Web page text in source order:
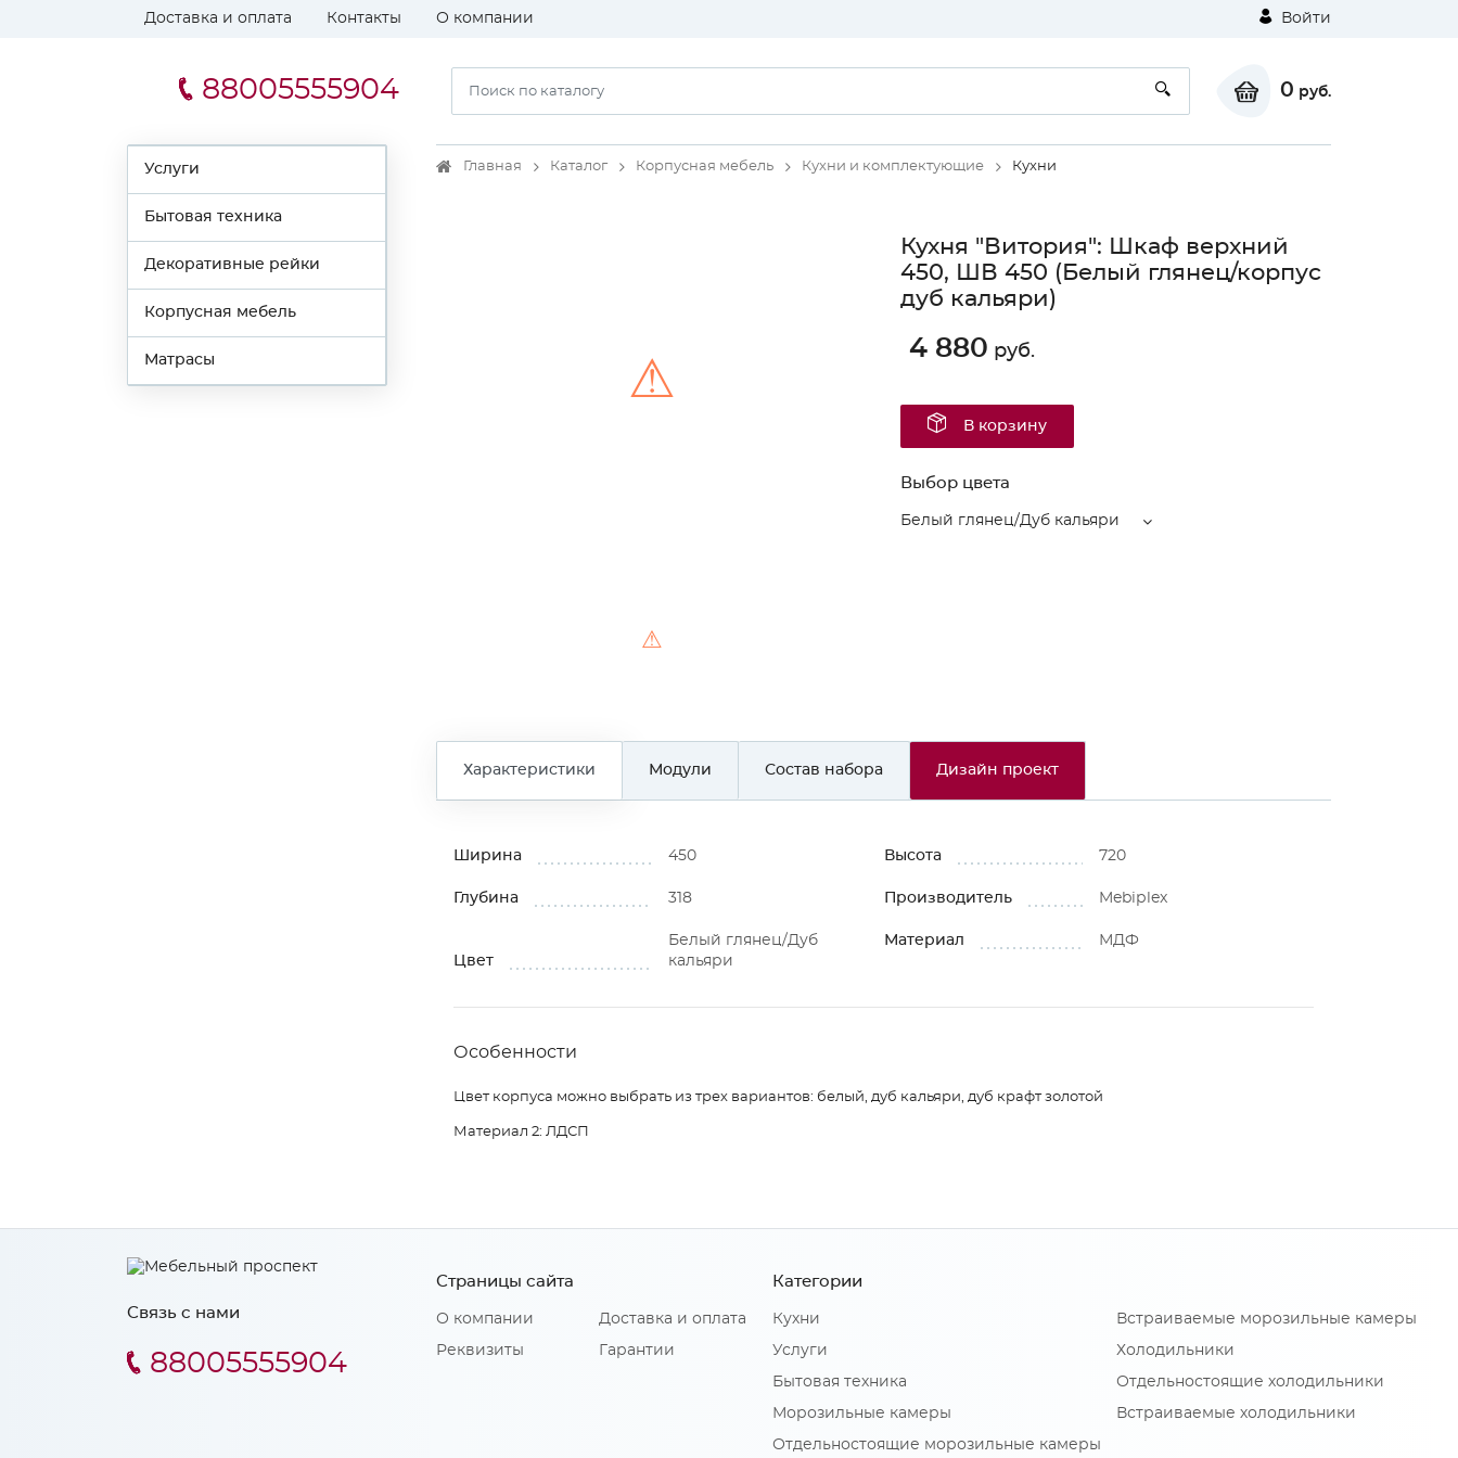
Доставка и оплата Контакты О компании Войти
88005555904 0 руб.
Услуги
Бытовая техника
Декоративные рейки
Корпусная мебель
Матрасы
Главная Каталог Корпусная мебель Кухни и комплектующие Кухни
⚠
⚠
Кухня "Витория": Шкаф верхний
450, ШВ 450 (Белый глянец/корпус
дуб кальяри)
4 880 руб.
В корзину
Выбор цвета
Белый глянец/Дуб кальяри
Характеристики Модули Состав набора Дизайн проект
Ширина 450 Высота 720
Глубина 318 Производитель Mebiрlex
Цвет
Белый глянец/Дуб
кальяри
Материал МДФ
Особенности
Цвет корпуса можно выбрать из трех вариантов: белый, дуб кальяри, дуб крафт золотой
Материал 2: ЛДСП
Связь с нами
88005555904
Страницы сайта
О компании
Реквизиты
Доставка и оплата
Гарантии
Категории
Кухни
Услуги
Бытовая техника
Морозильные камеры
Отдельностоящие морозильные камеры
Встраиваемые морозильные камеры
Холодильники
Отдельностоящие холодильники
Встраиваемые холодильники